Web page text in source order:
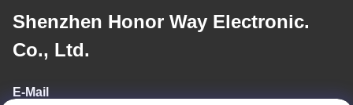
Shenzhen Honor Way Electronic.
Co., Ltd.
E-Mail